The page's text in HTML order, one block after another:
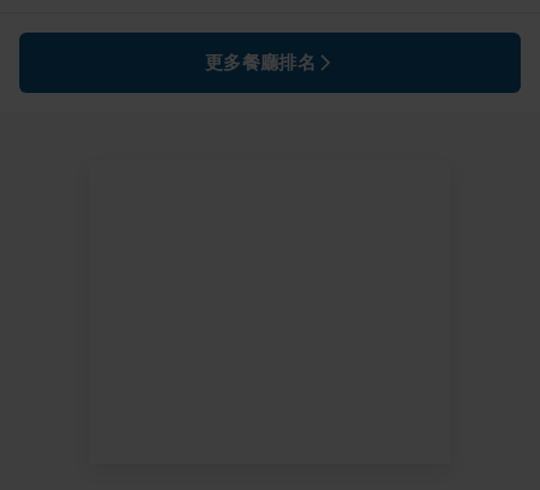
更多餐廳排名